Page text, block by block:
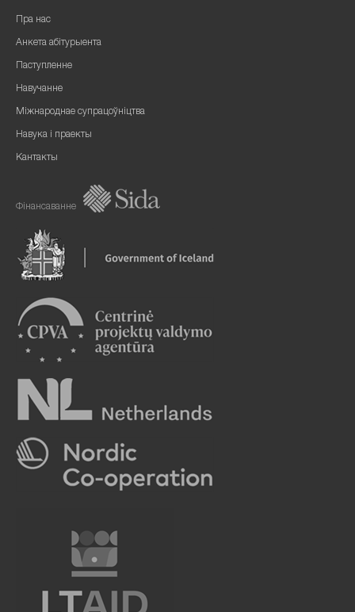
Пра нас
Анкета абітурыента
Паступленне
Навучанне
Міжнароднае супрацоўніцтва
Навука і праекты
Кантакты
Фінансаванне